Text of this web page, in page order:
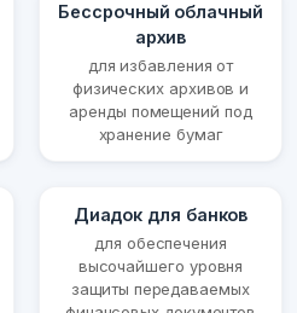
Бессрочный облачный
архив
для избавления от
физических архивов и
аренды помещений под
хранение бумаг
Диадок для банков
для обеспечения
высочайшего уровня
защиты передаваемых